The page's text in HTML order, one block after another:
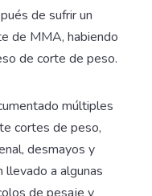
de sufrir un
de MMA, habiendo
de corte de peso.
múltiples
cortes de peso,
desmayos y
llevado a algunas